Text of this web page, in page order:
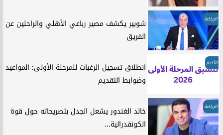
الرياضة
شوبير يكشف مصير رباعي الأهلي والراحلين عن
الفريق
الأخبار
انطلاق تسجيل الرغبات للمرحلة الأولى: المواعيد
وضوابط التقديم
الرياضة
خالد الغندور يشعل الجدل بتصريحاته حول قوة
الكونفدرالية...